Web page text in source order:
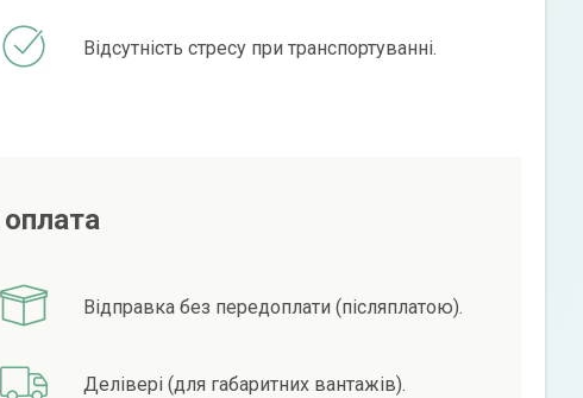
Відсутність стресу при транспортуванні.
Відправка без передоплати (післяплатою).
Делівері (для габаритних вантажів).